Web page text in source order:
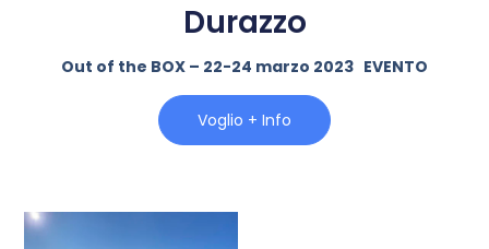
Durazzo
Out of the BOX – 22-24 marzo 2023 EVENTO
Voglio + Info